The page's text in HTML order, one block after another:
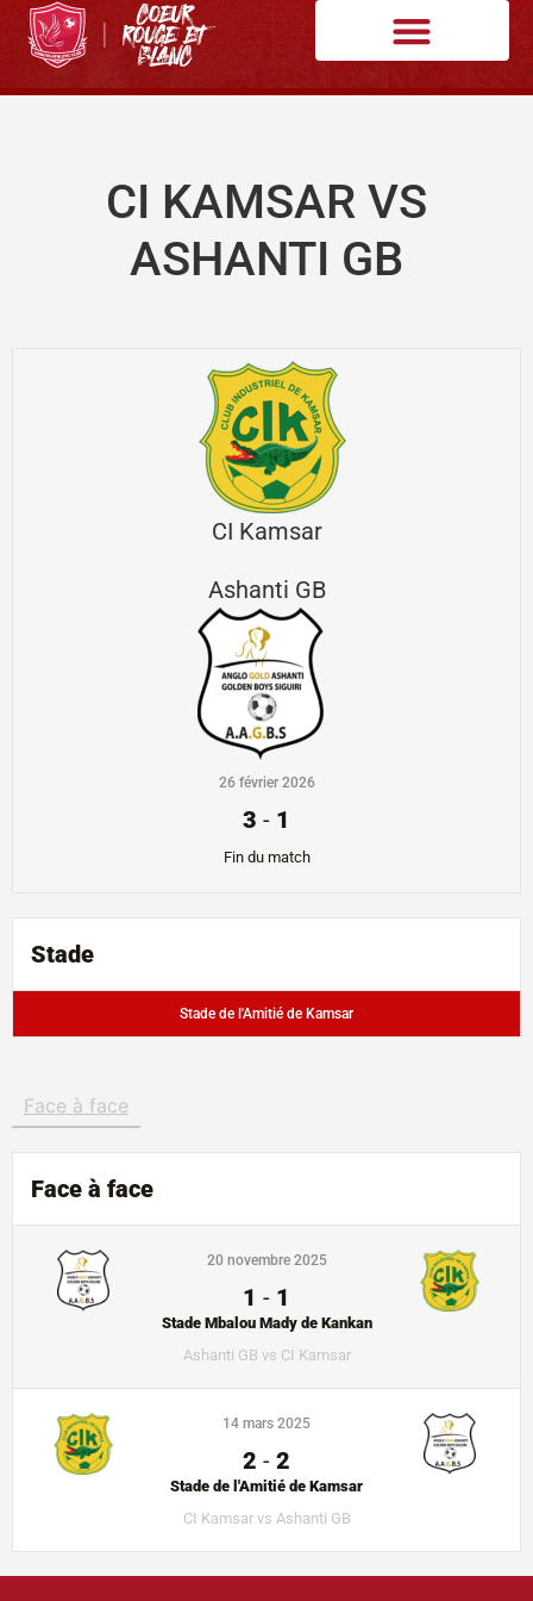
CI KAMSAR VS
ASHANTI GB
CI Kamsar
Ashanti GB
26 février 2026
3 - 1
Fin du match
Stade
Stade de l'Amitié de Kamsar
Face à face
Face à face
20 novembre 2025
1 - 1
Stade Mbalou Mady de Kankan
Ashanti GB vs CI Kamsar
14 mars 2025
2 - 2
Stade de l'Amitié de Kamsar
CI Kamsar vs Ashanti GB